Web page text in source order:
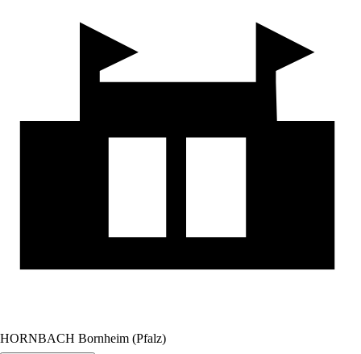
HORNBACH Bornheim (Pfalz)